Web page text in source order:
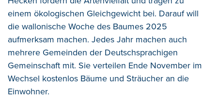
einem ökologischen Gleichgewicht bei. Darauf will
die wallonische Woche des Baumes 2025
aufmerksam machen. Jedes Jahr machen auch
mehrere Gemeinden der Deutschsprachigen
Gemeinschaft mit. Sie verteilen Ende November im
Wechsel kostenlos Bäume und Sträucher an die
Einwohner.